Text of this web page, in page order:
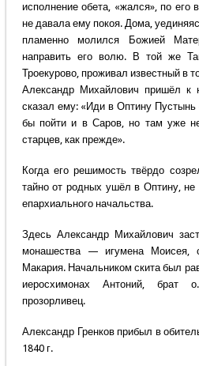
исполнение обета, «жался», по
не давала ему покоя. Дома,
пламенно молился Божией
направить его волю. В той же
Троекурово, проживал известный в
Александр Михайлович пришёл к
сказал ему: «Иди в Оптину
бы пойти и в Саров, но там уже
старцев, как прежде».
Когда его решимость твёрдо
тайно от родных ушёл в Оптину,
епархиального начальства.
Здесь Александр Михайлович
монашества — игумена Моисея,
Макария. Начальником скита был
иеросхимонах Антоний, брат
прозорливец.
Александр Гренков прибыл в
1840 г.